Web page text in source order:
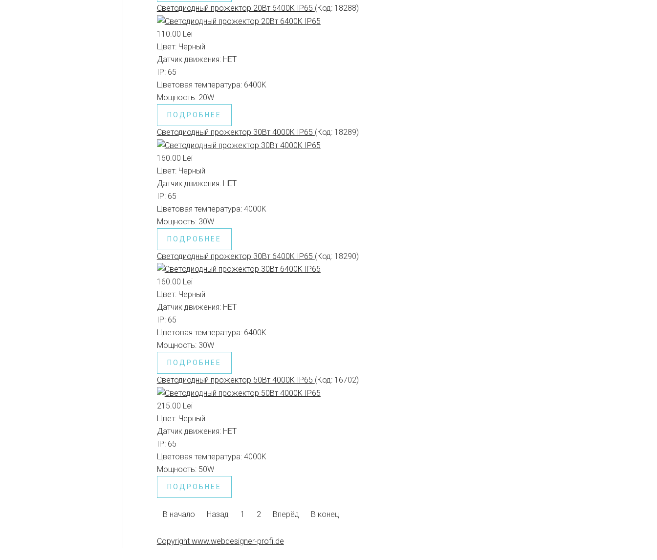
Светодиодный прожектор 20Вт 6400К IP65 (Код: 18288)
110.00 Lei
Цвет: Черный
Датчик движения: НЕТ
IP: 65
Цветовая температура: 6400K
Мощность: 20W
ПОДРОБНЕЕ
Светодиодный прожектор 30Вт 4000К IP65 (Код: 18289)
160.00 Lei
Цвет: Черный
Датчик движения: НЕТ
IP: 65
Цветовая температура: 4000K
Мощность: 30W
ПОДРОБНЕЕ
Светодиодный прожектор 30Вт 6400К IP65 (Код: 18290)
160.00 Lei
Цвет: Черный
Датчик движения: НЕТ
IP: 65
Цветовая температура: 6400K
Мощность: 30W
ПОДРОБНЕЕ
Светодиодный прожектор 50Вт 4000К IP65 (Код: 16702)
215.00 Lei
Цвет: Черный
Датчик движения: НЕТ
IP: 65
Цветовая температура: 4000K
Мощность: 50W
ПОДРОБНЕЕ
В начало Назад 1 2 Вперёд В конец
Copyright www.webdesigner-profi.de